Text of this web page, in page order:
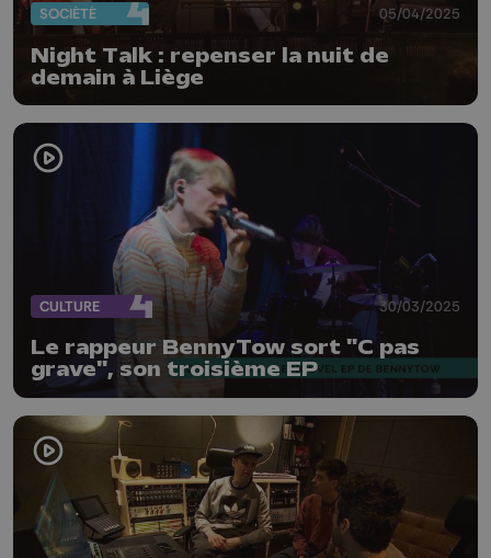
SOCIÉTÉ 05/04/2025
Night Talk : repenser la nuit de
demain à Liège
CULTURE 30/03/2025
Le rappeur BennyTow sort "C pas
grave", son troisième EP